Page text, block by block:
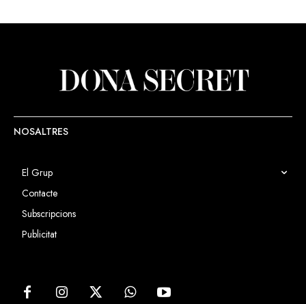
NOSALTRES
El Grup
Contacte
Subscripcions
Publicitat